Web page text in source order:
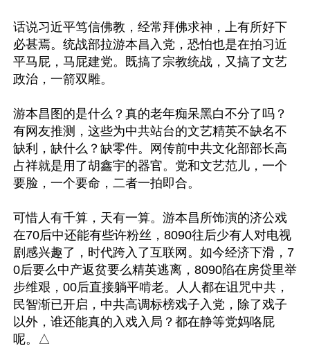
话说习近平笃信佛教，经常拜佛求神，上有所好下
必甚焉。统战部拉游本昌入党，恐怕也是在拍习近
平马屁，马屁建党。既搞了宗教统战，又搞了文艺
政治，一箭双雕。
游本昌图的是什么？真的老年痴呆黑白不分了吗？
有网友推测，这些为中共站台的文艺精英不缺名不
缺利，缺什么？缺零件。网传前中共文化部部长高
占祥就是用了胡鑫宇的器官。党和文艺范儿，一个
要脸，一个要命，二者一拍即合。
可惜人有千算，天有一算。游本昌所饰演的济公戏
在70后中还能有些许粉丝，8090往后少有人对电视
剧感兴趣了，时代跨入了互联网。如今经济下滑，7
0后要么中产返贫要么精英逃离，8090陷在房贷里举
步维艰，00后直接躺平啃老。人人都在诅咒中共，
民智渐已开启，中共高调标榜戏子入党，除了戏子
以外，谁还能真的入戏入局？都在静等党妈咯屁
呢。△